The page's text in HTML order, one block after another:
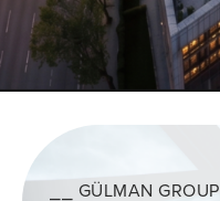
⎯⎯ GÜLMAN GROUP